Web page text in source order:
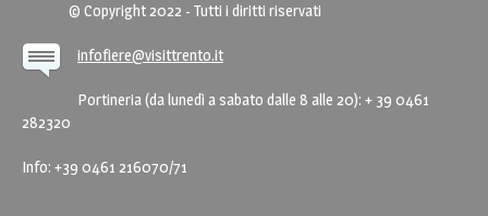
© Copyright 2022 - Tutti i diritti riservati
infofiere@visittrento.it
Portineria (da lunedì a sabato dalle 8 alle 20): + 39 0461
282320
Info: +39 0461 216070/71